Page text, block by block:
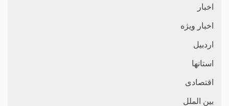
اخبار
اخبار ویژه
اردبیل
استانها
اقتصادی
بین الملل